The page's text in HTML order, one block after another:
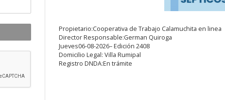
Propietario:Cooperativa de Trabajo Calamuchita en linea
Director Responsable:German Quiroga
Jueves06-08-2026– Edición 2408
Domicilio Legal: Villa Rumipal
Registro DNDA:En trámite